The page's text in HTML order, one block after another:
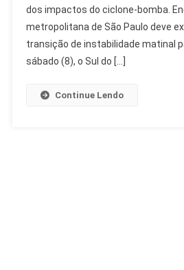
Sul
Fim
De
Semana:
dos impactos do ciclone-bomba.
metropolitana de São Paulo deve
transição de instabilidade matinal
sábado (8), o Sul do […]
Continue Lendo